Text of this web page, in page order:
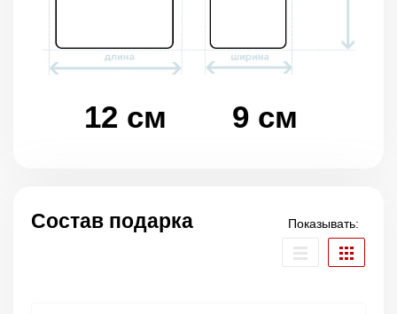
12 см 9 см
Состав подарка Показывать: